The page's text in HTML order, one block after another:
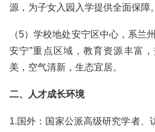
源，为子女入园入学提供全面保障。
（5）学校地处安宁区中心，系兰
安宁”重点区域，教育资源丰富
美，空气清新，生态宜居。
二、人才成长环境
1.国外：国家公派高级研究学者、